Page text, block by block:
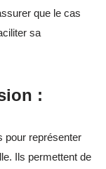
que le cas
sa
:
pour représenter
Ils permettent de